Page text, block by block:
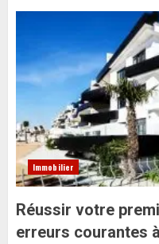
Immobilier
Réussir votre
erreurs courantes